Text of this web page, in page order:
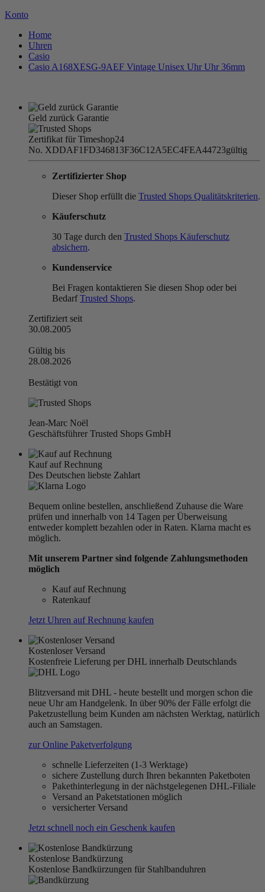
Konto
Home
Uhren
Casio
Casio A168XESG-9AEF Vintage Unisex Uhr Uhr 36mm
Geld zurück Garantie
Zertifikat für Timeshop24
No. XDDAF1FD346813F36C12A5EC4FEA44723gültig
Zertifizierter Shop
Dieser Shop erfüllt die Trusted Shops Qualitätskriterien.
Käuferschutz
30 Tage durch den Trusted Shops Käuferschutz
absichern.
Kundenservice
Bei Fragen kontaktieren Sie diesen Shop oder bei
BedarfTrusted Shops.
Zertifiziert seit
30.08.2005
Gültig bis
28.08.2026
Bestätigt von
Jean-Marc Noël
Geschäftsführer Trusted Shops GmbH
Kauf auf Rechnung
Des Deutschen liebste Zahlart
Bequem online bestellen, anschließend Zuhause die Ware
prüfen und innerhalb von 14 Tagen per Überweisung
entweder komplett bezahlen oder in Raten. Klarna macht es
möglich.
Mit unserem Partner sind folgende Zahlungsmethoden
möglich
Kauf auf Rechnung
Ratenkauf
Jetzt Uhren auf Rechnung kaufen
Kostenloser Versand
Kostenfreie Lieferung per DHL innerhalb Deutschlands
Blitzversand mit DHL - heute bestellt und morgen schon die
neue Uhr am Handgelenk. In über 90% der Fälle erfolgt die
Paketzustellung beim Kunden am nächsten Werktag, natürlich
auch an Samstagen.
zur Online Paketverfolgung
schnelle Lieferzeiten (1-3 Werktage)
sichere Zustellung durch Ihren bekannten Paketboten
Pakethinterlegung in der nächstgelegenen DHL-Filiale
Versand an Paketstationen möglich
versicherter Versand
Jetzt schnell noch ein Geschenk kaufen
Kostenlose Bandkürzung
Kostenlose Bandkürzungen für Stahlbanduhren